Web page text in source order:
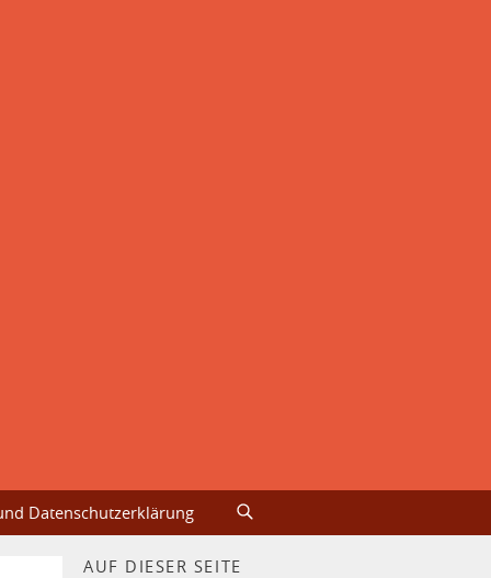
Datenschutzerklärung
AUF DIESER SEITE